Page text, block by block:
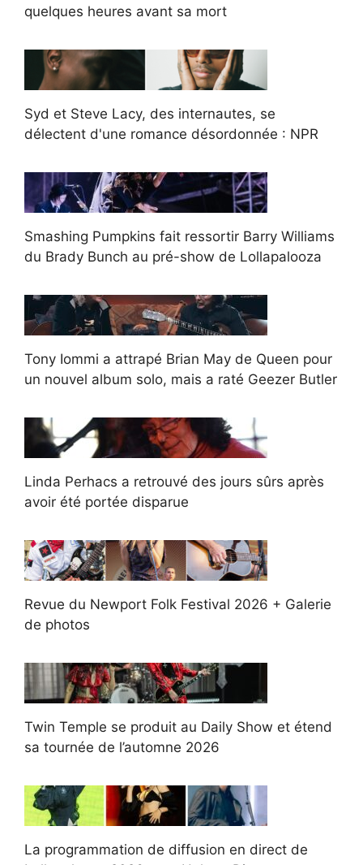
quelques heures avant sa mort
Syd et Steve Lacy, des internautes, se
délectent d'une romance désordonnée : NPR
Smashing Pumpkins fait ressortir Barry Williams
du Brady Bunch au pré-show de Lollapalooza
Tony Iommi a attrapé Brian May de Queen pour
un nouvel album solo, mais a raté Geezer Butler
Linda Perhacs a retrouvé des jours sûrs après
avoir été portée disparue
Revue du Newport Folk Festival 2026 + Galerie
de photos
Twin Temple se produit au Daily Show et étend
sa tournée de l’automne 2026
La programmation de diffusion en direct de